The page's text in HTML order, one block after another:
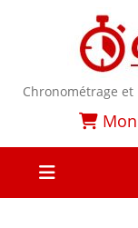
Chronométrage